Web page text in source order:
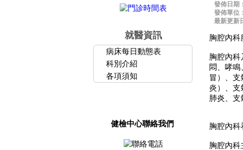
就醫資訊
病床每日動態表
科別介紹
各項須知
健檢中心聯絡我們
發佈日期：
發佈單位：
最新更新
胸腔內科
胸腔內科
悶、哮
冒）、
炎）、支
肺炎、支
胸腔內科
胸腔內科